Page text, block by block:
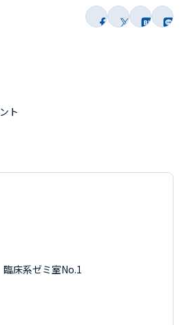
オンデマンド配信
ト
床系ゼミ室No.1